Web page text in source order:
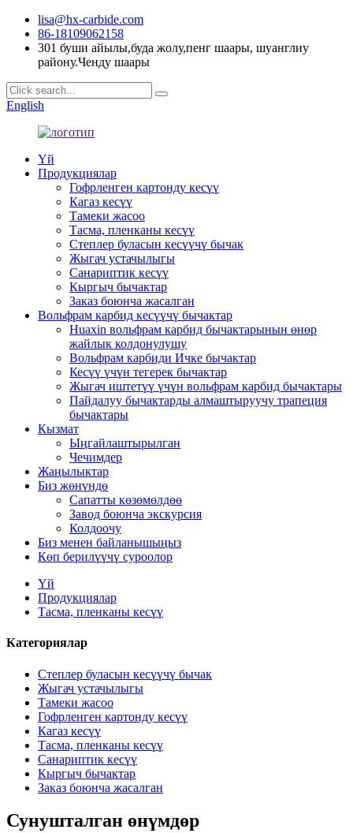
lisa@hx-carbide.com
86-18109062158
301 буши айылы,буда жолу,пенг шаары, шуанглиу
району.Ченду шаары
English
Үй
Продукциялар
Гофрленген картонду кесүү
Кагаз кесүү
Тамеки жасоо
Тасма, пленканы кесүү
Степлер буласын кесүүчү бычак
Жыгач устачылыгы
Санариптик кесүү
Кыргыч бычактар
Заказ боюнча жасалган
Вольфрам карбид кесүүчү бычактар
Huaxin вольфрам карбид бычактарынын өнөр
жайлык колдонулушу
Вольфрам карбиди Ичке бычактар
Кесүү үчүн тегерек бычактар
Жыгач иштетүү үчүн вольфрам карбид бычактары
Пайдалуу бычактарды алмаштыруучу трапеция
бычактары
Кызмат
Ыңгайлаштырылган
Чечимдер
Жаңылыктар
Биз жөнүндө
Сапатты көзөмөлдөө
Завод боюнча экскурсия
Колдоочу
Биз менен байланышыңыз
Көп берилүүчү суроолор
Үй
Продукциялар
Тасма, пленканы кесүү
Категориялар
Степлер буласын кесүүчү бычак
Жыгач устачылыгы
Тамеки жасоо
Гофрленген картонду кесүү
Кагаз кесүү
Тасма, пленканы кесүү
Санариптик кесүү
Кыргыч бычактар
Заказ боюнча жасалган
Сунушталган өнүмдөр